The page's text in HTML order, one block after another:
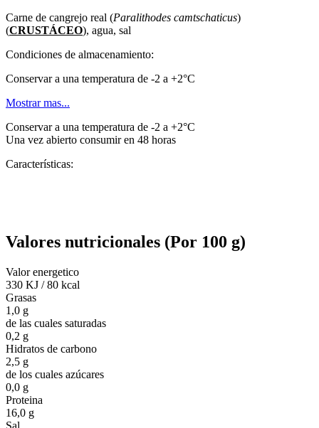
Carne de cangrejo real (Paralithodes camtschaticus)
(CRUSTÁCEO), agua, sal
Condiciones de almacenamiento:
Conservar a una temperatura de -2 a +2°C
Mostrar mas...
Conservar a una temperatura de -2 a +2°C
Una vez abierto consumir en 48 horas
Características:
Valores nutricionales (Por 100 g)
Valor energetico
330 KJ / 80 kcal
Grasas
1,0 g
de las cuales saturadas
0,2 g
Hidratos de carbono
2,5 g
de los cuales azúcares
0,0 g
Proteina
16,0 g